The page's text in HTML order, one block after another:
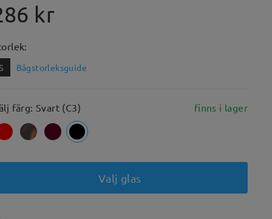
kr
Bågstorleksguide
färg: Svart (C3) finns i lager
Valj glas